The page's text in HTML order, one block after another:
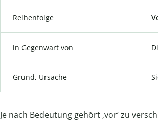
Reihenfolge
in Gegenwart von
Grund, Ursache
Je nach Bedeutung gehört ‚vor‘ zu